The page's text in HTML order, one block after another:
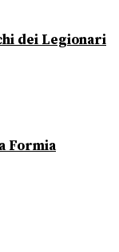
dei Legionari
Formia